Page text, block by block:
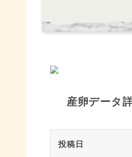
産卵データ
投稿日